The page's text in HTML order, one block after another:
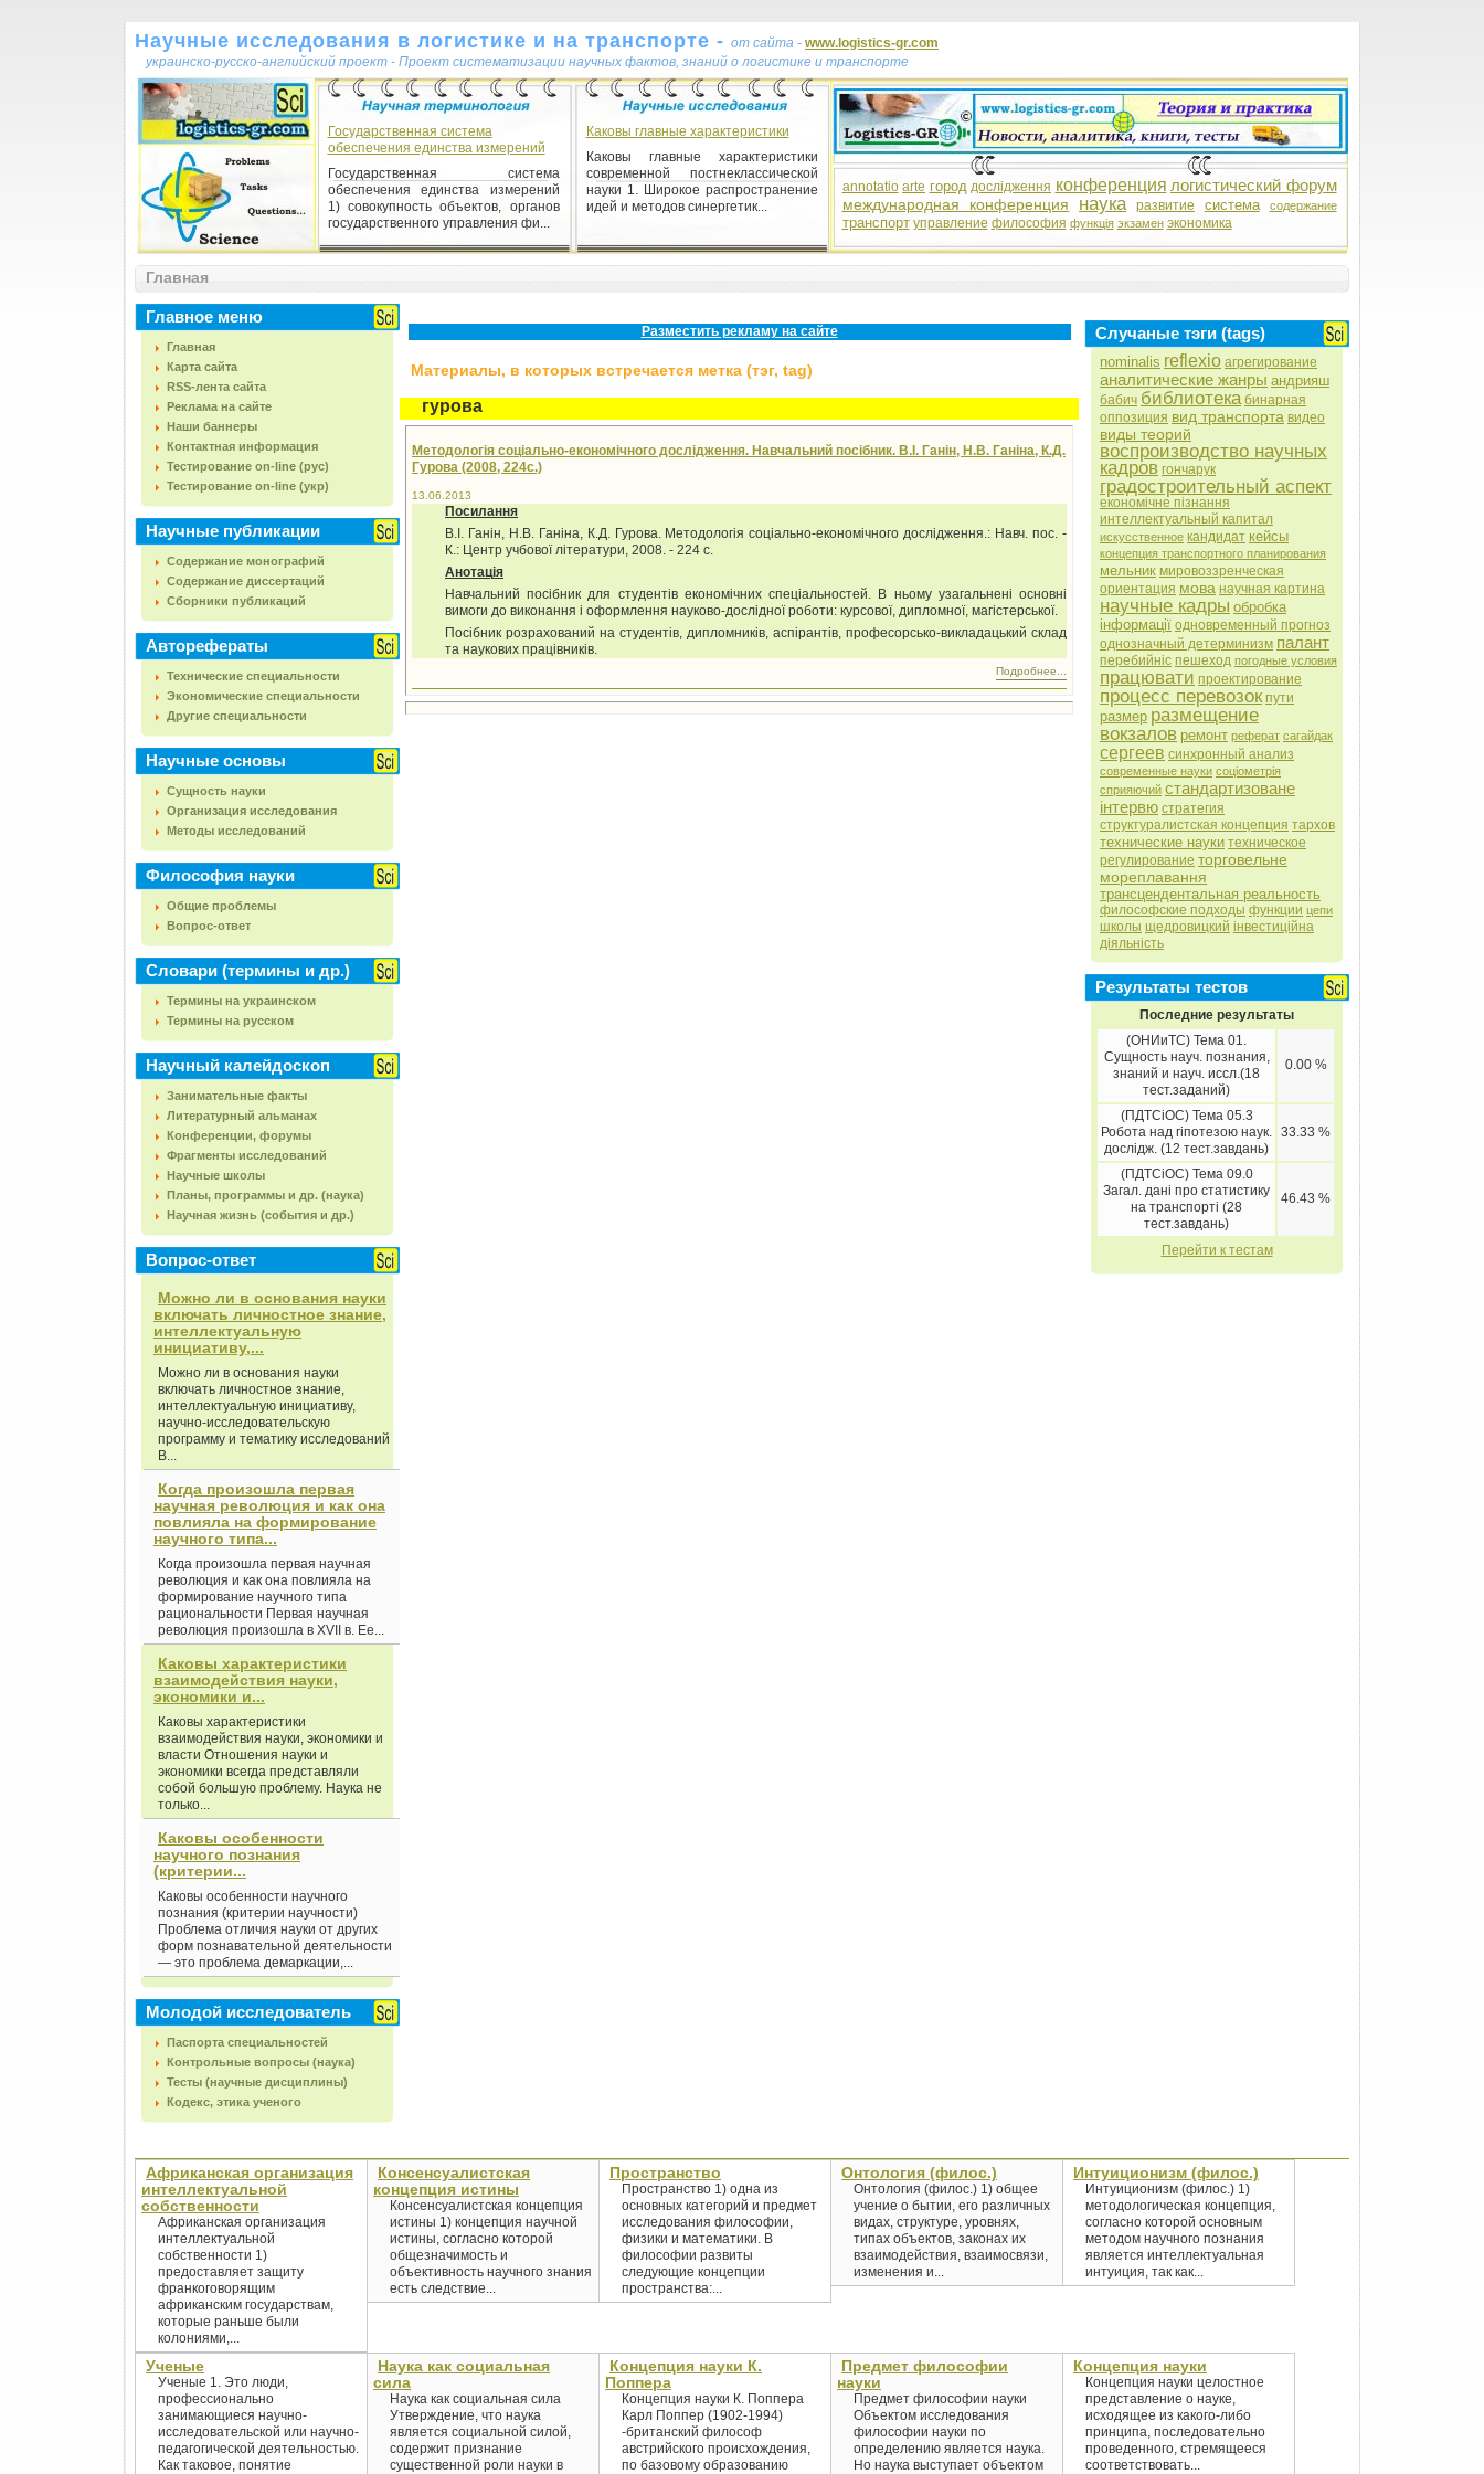
Научные исследования в логистике и на транспорте - от сайта - www.logistics-gr.com
украинско-русско-английский проект - Проект систематизации научных фактов, знаний о логистике и транспорте
Государственная система
обеспечения единства измерений
Государственная система
обеспечения единства измерений
1) совокупность объектов, органов
государственного управления фи...
Панельне дослідження
повторного дослідження, вивчення
того самого об'єкта з визначеним
часовим інтервалом з...
Каковы главные характеристики
Каковы главные характеристики
современной постнеклассической
науки 1. Широкое распространение
идей и методов синергетик...
annotatio arte город дослідження конференция логистический форум
международная конференция наука развитие система содержание
транспорт управление философия функція экзамен экономика
Главная
Главное меню
Главная
Карта сайта
RSS-лента сайта
Реклама на сайте
Наши баннеры
Контактная информация
Тестирование on-line (рус)
Тестирование on-line (укр)
Научные публикации
Содержание монографий
Содержание диссертаций
Сборники публикаций
Авторефераты
Технические специальности
Экономические специальности
Другие специальности
Научные основы
Сущность науки
Организация исследования
Методы исследований
Философия науки
Общие проблемы
Вопрос-ответ
Словари (термины и др.)
Термины на украинском
Термины на русском
Научный калейдоскоп
Занимательные факты
Литературный альманах
Конференции, форумы
Фрагменты исследований
Научные школы
Планы, программы и др. (наука)
Научная жизнь (события и др.)
Вопрос-ответ
Можно ли в основания науки
включать личностное знание,
интеллектуальную
инициативу,...
Можно ли в основания науки
включать личностное знание,
интеллектуальную инициативу,
научно-исследовательскую
программу и тематику исследований
В...
Когда произошла первая
научная революция и как она
повлияла на формирование
научного типа...
Когда произошла первая научная
революция и как она повлияла на
формирование научного типа
рациональности Первая научная
революция произошла в XVII в. Ее...
Каковы характеристики
взаимодействия науки,
экономики и...
Каковы характеристики
взаимодействия науки, экономики и
власти Отношения науки и
экономики всегда представляли
собой большую проблему. Наука не
только...
Каковы особенности
научного познания
(критерии...
Каковы особенности научного
познания (критерии научности)
Проблема отличия науки от других
форм познавательной деятельности
— это проблема демаркации,...
Молодой исследователь
Паспорта специальностей
Контрольные вопросы (наука)
Тесты (научные дисциплины)
Кодекс, этика ученого
Разместить рекламу на сайте
Материалы, в которых встречается метка (тэг, tag)
гурова
Методологія соціально-економічного дослідження. Навчальний посібник. В.І. Ганін, Н.В. Ганіна, К.Д.
Гурова (2008, 224с.)
13.06.2013
Посилання
В.І. Ганін, Н.В. Ганіна, К.Д. Гурова. Методологія соціально-економічного дослідження.: Навч. пос. -
К.: Центр учбової літератури, 2008. - 224 с.
Анотація
Навчальний посібник для студентів економічних спеціальностей. В ньому узагальнені основні
вимоги до виконання і оформлення науково-дослідної роботи: курсової, дипломної, магістерської.
Посібник розрахований на студентів, дипломників, аспірантів, професорсько-викладацький склад
та наукових працівників.
Подробнее...
Случаные тэги (tags)
nominalis reflexio агрегирование
аналитические жанры андрияш
бабич библиотека бинарная
оппозиция вид транспорта видео
виды теорий
воспроизводство научных
кадров гончарук
градостроительный аспект
економічне пізнання
интеллектуальный капитал
искусственное кандидат кейсы
концепция транспортного планирования
мельник мировоззренческая
ориентация мова научная картина
научные кадры обробка
інформації одновременный прогноз
однозначный детерминизм палант
перебийніс пешеход погодные условия
працювати проектирование
процесс перевозок пути
размер размещение
вокзалов ремонт реферат сагайдак
сергеев синхронный анализ
современные науки соціометрія
сприяючий стандартизоване
інтервю стратегия
структуралистская концепция тархов
технические науки техническое
регулирование торговельне
мореплавання
трансцендентальная реальность
философские подходы функции цепи
школы щедровицкий інвестиційна
діяльність
Результаты тестов
Последние результаты
(ОНИиТС) Тема 01.
Сущность науч. познания,
знаний и науч. иссл.(18
тест.заданий)
0.00 %
(ПДТСіОС) Тема 05.3
Робота над гіпотезою наук.
дослідж. (12 тест.завдань)
33.33 %
(ПДТСіОС) Тема 09.0
Загал. дані про статистику
на транспорті (28
тест.завдань)
46.43 %
Перейти к тестам
Африканская организация
интеллектуальной
собственности
Африканская организация
интеллектуальной
собственности 1)
предоставляет защиту
франкоговорящим
африканским государствам,
которые раньше были
колониями,...
Консенсуалистская
концепция истины
Консенсуалистская концепция
истины 1) концепция научной
истины, согласно которой
общезначимость и
объективность научного знания
есть следствие...
Пространство
Пространство 1) одна из
основных категорий и предмет
исследования философии,
физики и математики. В
философии развиты
следующие концепции
пространства:...
Онтология (филос.)
Онтология (филос.) 1) общее
учение о бытии, его различных
видах, структуре, уровнях,
типах объектов, законах их
взаимодействия, взаимосвязи,
изменения и...
Интуиционизм (филос.)
Интуиционизм (филос.) 1)
методологическая концепция,
согласно которой основным
методом научного познания
является интеллектуальная
интуиция, так как...
Ученые
Ученые 1. Это люди,
профессионально
занимающиеся научно-
исследовательской или научно-
педагогической деятельностью.
Как таковое, понятие
Наука как социальная
сила
Наука как социальная сила
Утверждение, что наука
является социальной силой,
содержит признание
существенной роли науки в
Концепция науки К.
Поппера
Концепция науки К. Поппера
Карл Поппер (1902-1994)
-британский философ
австрийского происхождения,
по базовому образованию
Предмет философии
науки
Предмет философии науки
Объектом исследования
философии науки по
определению является наука.
Но наука выступает объектом
Концепция науки
Концепция науки целостное
представление о науке,
исходящее из какого-либо
принципа, последовательно
проведенного, стремящееся
соответствовать...